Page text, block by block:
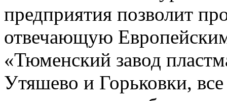
предприятия позволит
отвечающую Европейским
«Тюменский завод
Утяшево и Горьковки,